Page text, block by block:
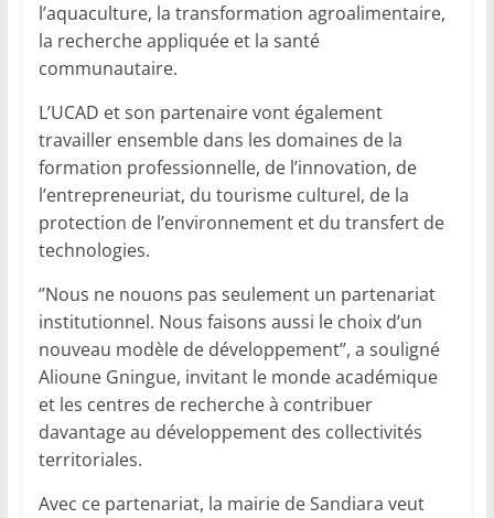
l’aquaculture, la transformation agroalimentaire,
la recherche appliquée et la santé
communautaire.
L’UCAD et son partenaire vont également
travailler ensemble dans les domaines de la
formation professionnelle, de l’innovation, de
l’entrepreneuriat, du tourisme culturel, de la
protection de l’environnement et du transfert de
technologies.
‘’Nous ne nouons pas seulement un partenariat
institutionnel. Nous faisons aussi le choix d’un
nouveau modèle de développement’’, a souligné
Alioune Gningue, invitant le monde académique
et les centres de recherche à contribuer
davantage au développement des collectivités
territoriales.
Avec ce partenariat, la mairie de Sandiara veut